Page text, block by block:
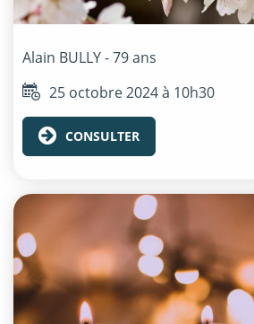
Alain BULLY- 79 ans
25 octobre 2024 à 10h30
CONSULTER